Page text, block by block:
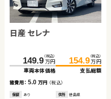
日産 セレナ
149.9 （税込）
万円
車両本体価格
154.9 （税込）
万円
支払総額
諸費用：5.0 万円 （税込）
保証 あり 住所 徳島県
ホンダ フィット ハイブリ
64.8 （税込）
万円
車両本体価格
78.8 （税込）
万円
支払総額
諸費用：14.0万円（税込）
保証 あり 住所 宮城県
スズキ ジムニー
210.5万円
車両本体価格
スバル フォレスター
172.3 （税込）
万円
車両本体価格
183.1 （税込）
万円
支払総額
諸費用：10.8万円（税込）
保証 なし 住所 群馬県